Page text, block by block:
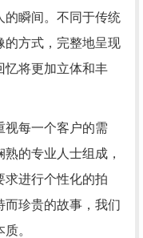
的瞬间。不同于传统
的方式，完整地呈现
忆将更加立体和丰
视每一个客户的需
的专业人士组成，
求进行个性化的拍
而珍贵的故事，我们
。